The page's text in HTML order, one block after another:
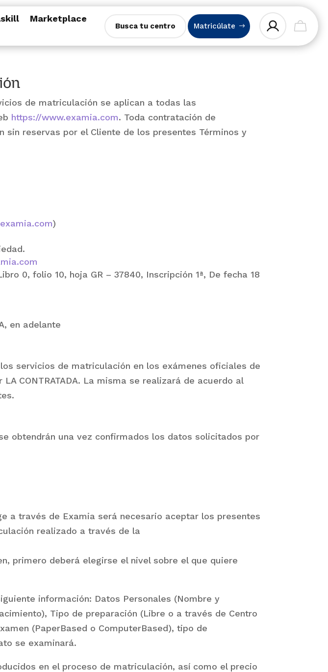
Marketplace
Busca tu centro Matricúlate
de matriculación se aplican a todas las
https://www.examia.com. Toda contratación de
reservas por el Cliente de los presentes Términos y
)
0, folio 10, hoja GR – 37840, Inscripción 1ª, De fecha 18
en adelante
servicios de matriculación en los exámenes oficiales de
LA CONTRATADA. La misma se realizará de acuerdo al
obtendrán una vez confirmados los datos solicitados por
a través de Examia será necesario aceptar los presentes
realizado a través de la
primero deberá elegirse el nivel sobre el que quiere
información: Datos Personales (Nombre y
Tipo de preparación (Libre o a través de Centro
(PaperBased o ComputerBased), tipo de
se examinará.
en el proceso de matriculación, así como el precio